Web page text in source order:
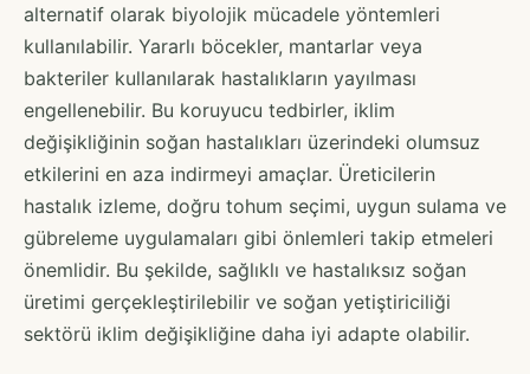
alternatif olarak biyolojik mücadele yöntemleri
kullanılabilir. Yararlı böcekler, mantarlar veya
bakteriler kullanılarak hastalıkların yayılması
engellenebilir. Bu koruyucu tedbirler, iklim
değişikliğinin soğan hastalıkları üzerindeki olumsuz
etkilerini en aza indirmeyi amaçlar. Üreticilerin
hastalık izleme, doğru tohum seçimi, uygun sulama ve
gübreleme uygulamaları gibi önlemleri takip etmeleri
önemlidir. Bu şekilde, sağlıklı ve hastalıksız soğan
üretimi gerçekleştirilebilir ve soğan yetiştiriciliği
sektörü iklim değişikliğine daha iyi adapte olabilir.